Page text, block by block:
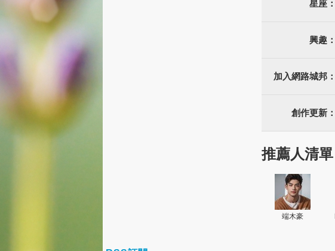
星座：
興趣：
加入網路城邦：
創作更新：
推薦人清單
端木豪